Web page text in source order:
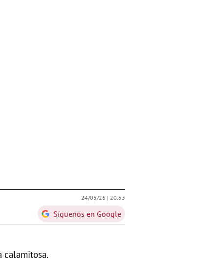
24/05/26 | 20:53
Síguenos en Google
calamitosa.